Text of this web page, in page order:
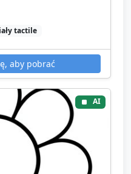
tactile
aby pobrać
AI